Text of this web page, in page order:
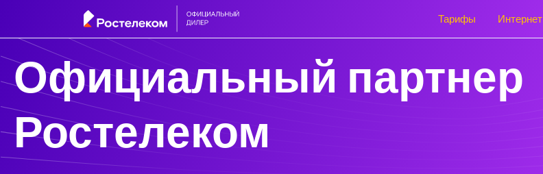
Тарифы Интернет
Официальный партнер
Ростелеком